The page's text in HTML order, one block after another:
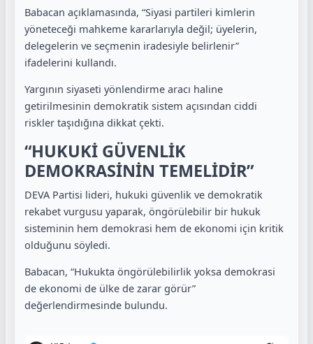
Babacan açıklamasında, “Siyasi partileri kimlerin
yöneteceği mahkeme kararlarıyla değil; üyelerin,
delegelerin ve seçmenin iradesiyle belirlenir”
ifadelerini kullandı.
Yargının siyaseti yönlendirme aracı haline
getirilmesinin demokratik sistem açısından ciddi
riskler taşıdığına dikkat çekti.
“HUKUKİ GÜVENLİK
DEMOKRASİNİN TEMELİDİR”
DEVA Partisi lideri, hukuki güvenlik ve demokratik
rekabet vurgusu yaparak, öngörülebilir bir hukuk
sisteminin hem demokrasi hem de ekonomi için kritik
olduğunu söyledi.
Babacan, “Hukukta öngörülebilirlik yoksa demokrasi
de ekonomi de ülke de zarar görür”
değerlendirmesinde bulundu.